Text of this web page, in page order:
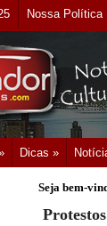
Nossa Política
Dicas »
Seja bem-